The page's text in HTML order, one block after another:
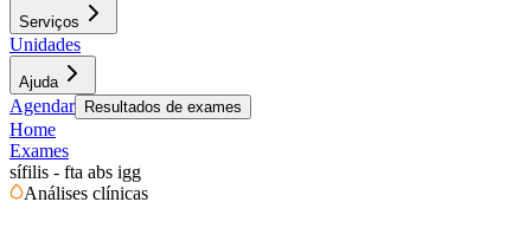
Serviços
Unidades
Ajuda
Agendar Resultados de exames
Home
Exames
sífilis - fta abs igg
Análises clínicas